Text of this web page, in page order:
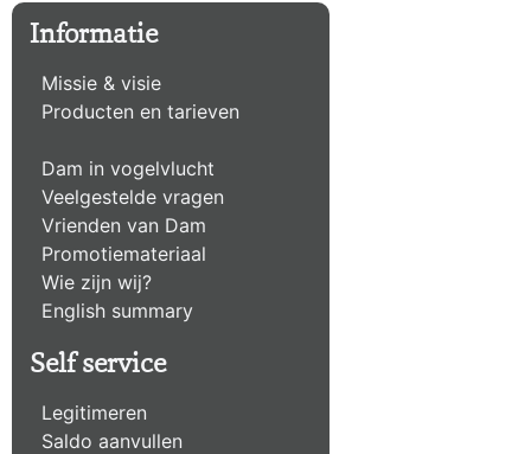
Informatie
Missie & visie
Producten en tarieven
Dam in vogelvlucht
Veelgestelde vragen
Vrienden van Dam
Promotiemateriaal
Wie zijn wij?
English summary
Self service
Legitimeren
Saldo aanvullen